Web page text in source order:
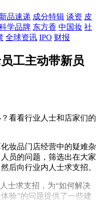
品速递 成分特辑 谈资 皮
学品牌 东方香 中国妆 社
全球资讯 IPO 财报
工主动带新员
看看行业人士和店家们的
妆品门店经营中的疑难杂
员的问题，筛选出在大家
后向行业内人士求支招。
士求支招，为“如何解决
验”的问题提供了一些建